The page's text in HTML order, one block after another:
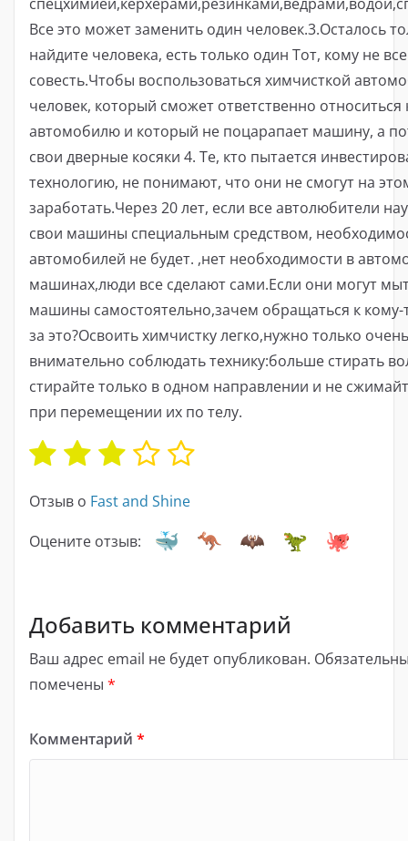
Все это может заменить один человек.3.Осталось
найдите человека, есть только один Тот, кому не
совесть.Чтобы воспользоваться химчисткой
человек, который сможет ответственно
автомобилю и который не поцарапает машину, а
свои дверные косяки 4. Те, кто пытается
технологию, не понимают, что они не смогут на
заработать.Через 20 лет, если все автолюбители
свои машины специальным средством,
автомобилей не будет. ,нет необходимости в
машинах,люди все сделают сами.Если они могут
машины самостоятельно,зачем обращаться к кому-
за это?Освоить химчистку легко,нужно только очень
внимательно соблюдать технику:больше стирать
стирайте только в одном направлении и не
при перемещении их по телу.
Отзыв о Fast and Shine
Оцените отзыв:
Добавить комментарий
Ваш адрес email не будет опубликован.
помечены *
Комментарий *